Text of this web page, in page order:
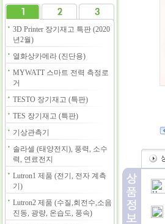
3D Printer 장기재고 특판 (2020
년2월)
열화상카메라 (진단용)
MYWATT 스마트 전력 측정로
거
TESTO 장기재고 (특판)
TES 장기재고 (특판)
기상관측기
솔라셀 (태양전지), 풍력, 소수
력, 연료전지
Lutron1 제품 (전기, 전자 계측
기)
Lutron2 제품 (수질,회전수,소음
진동, 광량, 온습도, 풍속)